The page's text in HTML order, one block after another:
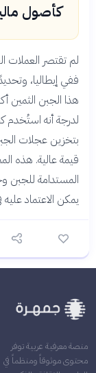
كأصول
لم تقتصر العملات
ففي إيطاليا،
هذا الجبن الثمين
لدرجة أنه
بتخزين عجلات
قيمة عالية. هذه
المستدامة للجبن
يمكن الاعتماد
منصة معرفية عربية توفر
محتوى موثوقاً ومنظماً في